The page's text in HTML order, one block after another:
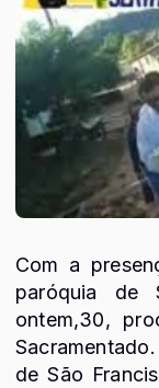
Com a
paróquia de
ontem,30,
de São